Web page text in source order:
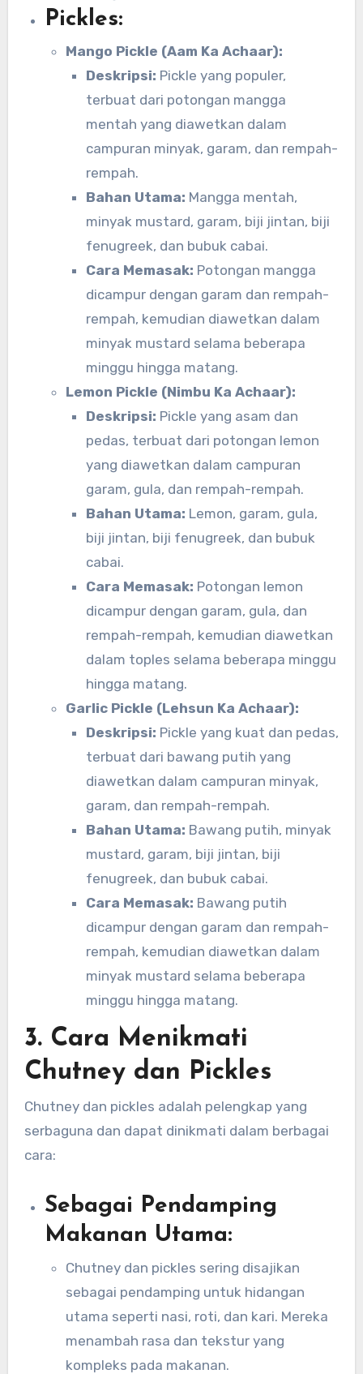
Pickles:
Mango Pickle (Aam Ka Achaar):
Deskripsi: Pickle yang populer,
terbuat dari potongan mangga
mentah yang diawetkan dalam
campuran minyak, garam, dan rempah-
rempah.
Bahan Utama: Mangga mentah,
minyak mustard, garam, biji jintan, biji
fenugreek, dan bubuk cabai.
Cara Memasak: Potongan mangga
dicampur dengan garam dan rempah-
rempah, kemudian diawetkan dalam
minyak mustard selama beberapa
minggu hingga matang.
Lemon Pickle (Nimbu Ka Achaar):
Deskripsi: Pickle yang asam dan
pedas, terbuat dari potongan lemon
yang diawetkan dalam campuran
garam, gula, dan rempah-rempah.
Bahan Utama: Lemon, garam, gula,
biji jintan, biji fenugreek, dan bubuk
cabai.
Cara Memasak: Potongan lemon
dicampur dengan garam, gula, dan
rempah-rempah, kemudian diawetkan
dalam toples selama beberapa minggu
hingga matang.
Garlic Pickle (Lehsun Ka Achaar):
Deskripsi: Pickle yang kuat dan pedas,
terbuat dari bawang putih yang
diawetkan dalam campuran minyak,
garam, dan rempah-rempah.
Bahan Utama: Bawang putih, minyak
mustard, garam, biji jintan, biji
fenugreek, dan bubuk cabai.
Cara Memasak: Bawang putih
dicampur dengan garam dan rempah-
rempah, kemudian diawetkan dalam
minyak mustard selama beberapa
minggu hingga matang.
3. Cara Menikmati
Chutney dan Pickles
Chutney dan pickles adalah pelengkap yang
serbaguna dan dapat dinikmati dalam berbagai
cara:
Sebagai Pendamping
Makanan Utama:
Chutney dan pickles sering disajikan
sebagai pendamping untuk hidangan
utama seperti nasi, roti, dan kari. Mereka
menambah rasa dan tekstur yang
kompleks pada makanan.